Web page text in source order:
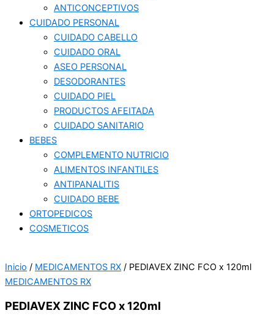
ANTICONCEPTIVOS
CUIDADO PERSONAL
CUIDADO CABELLO
CUIDADO ORAL
ASEO PERSONAL
DESODORANTES
CUIDADO PIEL
PRODUCTOS AFEITADA
CUIDADO SANITARIO
BEBES
COMPLEMENTO NUTRICIO
ALIMENTOS INFANTILES
ANTIPANALITIS
CUIDADO BEBE
ORTOPEDICOS
COSMETICOS
Inicio / MEDICAMENTOS RX / PEDIAVEX ZINC FCO x 120ml
MEDICAMENTOS RX
PEDIAVEX ZINC FCO x 120ml